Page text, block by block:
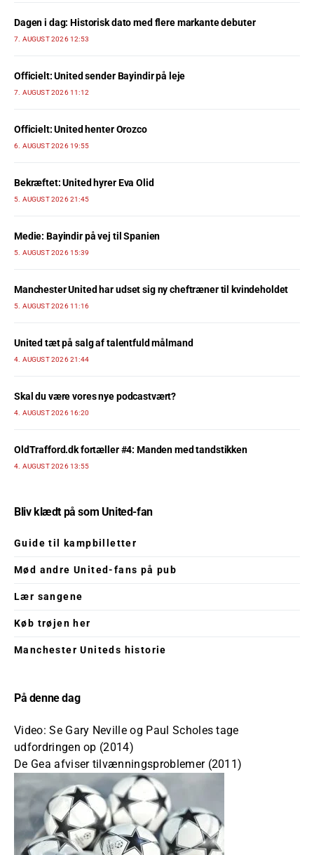
Dagen i dag: Historisk dato med flere markante debuter
7. AUGUST 2026 12:53
Officielt: United sender Bayindir på leje
7. AUGUST 2026 11:12
Officielt: United henter Orozco
6. AUGUST 2026 19:55
Bekræftet: United hyrer Eva Olid
5. AUGUST 2026 21:45
Medie: Bayindir på vej til Spanien
5. AUGUST 2026 15:39
Manchester United har udset sig ny cheftræner til kvindeholdet
5. AUGUST 2026 11:16
United tæt på salg af talentfuld målmand
4. AUGUST 2026 21:44
Skal du være vores nye podcastvært?
4. AUGUST 2026 16:20
OldTrafford.dk fortæller #4: Manden med tandstikken
4. AUGUST 2026 13:55
Bliv klædt på som United-fan
Guide til kampbilletter
Mød andre United-fans på pub
Lær sangene
Køb trøjen her
Manchester Uniteds historie
På denne dag
Video: Se Gary Neville og Paul Scholes tage
udfordringen op (2014)
De Gea afviser tilvænningsproblemer (2011)